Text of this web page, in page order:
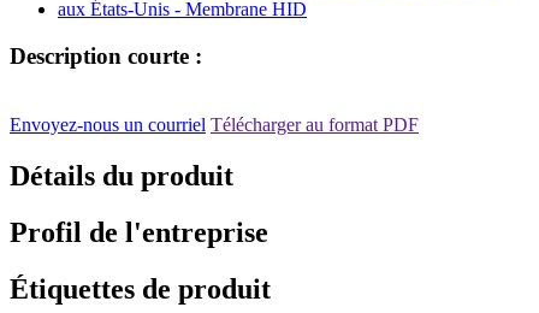
Description courte :
Envoyez-nous un courriel Télécharger au format PDF
Détails du produit
Profil de l'entreprise
Étiquettes de produit